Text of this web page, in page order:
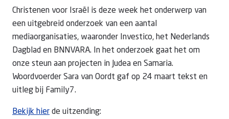
Christenen voor Israël is deze week het onderwerp van
een uitgebreid onderzoek van een aantal
mediaorganisaties, waaronder Investico, het Nederlands
Dagblad en BNNVARA. In het onderzoek gaat het om
onze steun aan projecten in Judea en Samaria.
Woordvoerder Sara van Oordt gaf op 24 maart tekst en
uitleg bij Family7.
Bekijk hier de uitzending: